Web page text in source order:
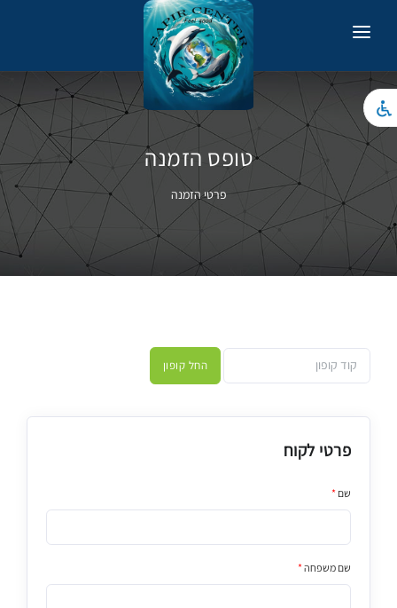
ראשי
RU
טיפולים
צור קשר
טופס הזמנה
פרטי הזמנה
פרטי לקוח
שם*
שם משפחה*